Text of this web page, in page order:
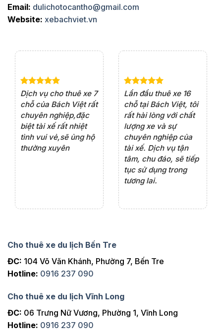
Email: dulichotocantho@gmail.com
Website: xebachviet.vn
Dịch vụ cho thuê xe 7
chỗ của Bách Việt rất
chuyên nghiệp,đặc
biệt tài xế rất nhiệt
tình vui vẻ,sẽ ủng hộ
thường xuyên
Lần đầu thuê xe 16
chỗ tại Bách Việt, tôi
rất hài lòng với chất
lượng xe và sự
chuyên nghiệp của
tài xế. Dịch vụ tận
tâm, chu đáo, sẽ tiếp
tục sử dụng trong
tương lai.
Cho thuê xe du lịch Bến Tre
ĐC: 104 Võ Văn Khánh, Phường 7, Bến Tre
Hotline: 0916 237 090
Cho thuê xe du lịch Vĩnh Long
ĐC: 06 Trưng Nữ Vương, Phường 1, Vĩnh Long
Hotline: 0916 237 090